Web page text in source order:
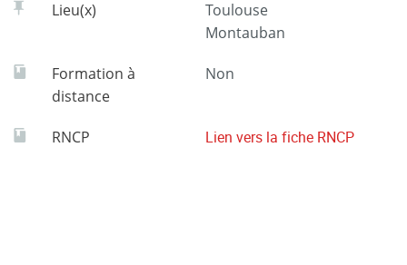
Lieu(x)
Toulouse
Montauban
Formation à
distance
Non
RNCP Lien vers la fiche RNCP